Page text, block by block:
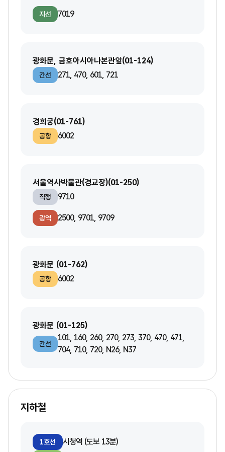
지선 7019
광화문, 금호아시아나본관앞(01-124)
간선 271, 470, 601, 721
경희궁(01-761)
공항 6002
서울역사박물관(경교장)(01-250)
직행 9710
광역 2500, 9701, 9709
광화문 (01-762)
공항 6002
광화문 (01-125)
간선
101, 160, 260, 270, 273, 370, 470, 471,
704, 710, 720, N26, N37
지하철
1호선 시청역 (도보 13분)